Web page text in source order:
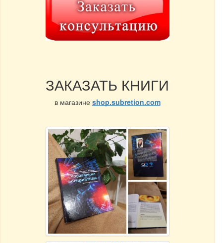
ЗАКАЗАТЬ КНИГИ
в магазине shop.subretion.com